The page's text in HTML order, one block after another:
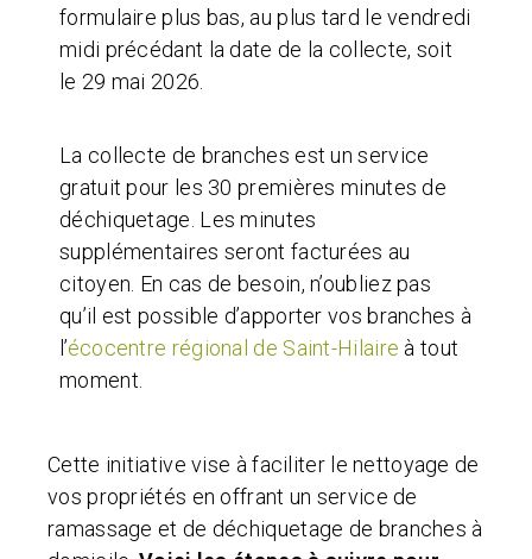
formulaire plus bas, au plus tard le vendredi
midi précédant la date de la collecte, soit
le 29 mai 2026.
La collecte de branches est un service
gratuit pour les 30 premières minutes de
déchiquetage. Les minutes
supplémentaires seront facturées au
citoyen. En cas de besoin, n’oubliez pas
qu’il est possible d’apporter vos branches à
l’écocentre régional de Saint-Hilaire à tout
moment.
Cette initiative vise à faciliter le nettoyage de
vos propriétés en offrant un service de
ramassage et de déchiquetage de branches à